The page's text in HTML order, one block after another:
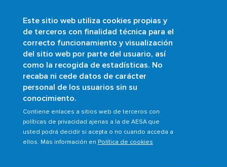
Este sitio web utiliza cookies propias y
de terceros con finalidad técnica para el
correcto funcionamiento y visualización
del sitio web por parte del usuario, así
como la recogida de estadísticas. No
recaba ni cede datos de carácter
personal de los usuarios sin su
conocimiento.
Contiene enlaces a sitios web de terceros con
políticas de privacidad ajenas a la de AESA que
usted podrá decidir si acepta o no cuando acceda a
ellos. Más información en Política de cookies
Pasar
al
contenido
principal
Buscar
Sobrescribir
enlaces
de
ayuda
a
la
Inicio Ámbitos
Formación y exámenes
Programa de Evaluación de Simuladores de
Vuelo (FSTD)
Normativa
Última modificación: Miércoles, 8 Febrero 2023